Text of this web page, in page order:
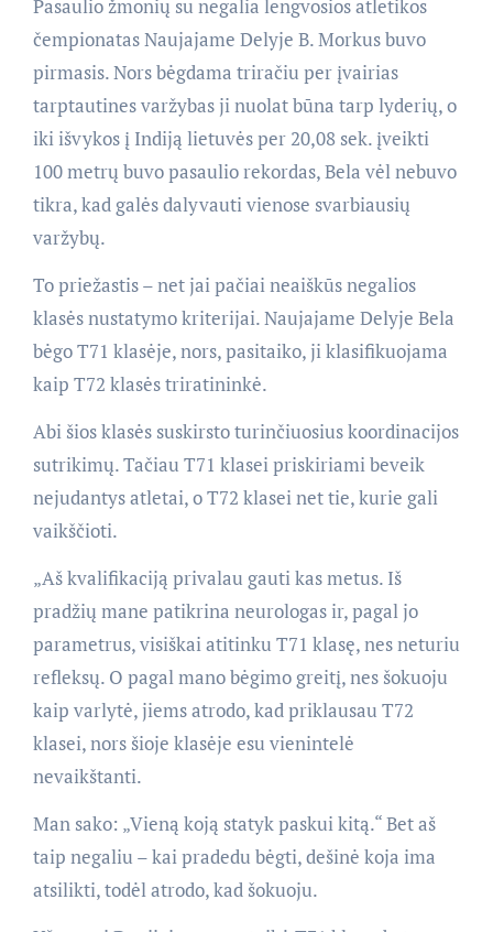
Pasaulio žmonių su negalia lengvosios atletikos
čempionatas Naujajame Delyje B. Morkus buvo
pirmasis. Nors bėgdama triračiu per įvairias
tarptautines varžybas ji nuolat būna tarp lyderių, o
iki išvykos į Indiją lietuvės per 20,08 sek. įveikti
100 metrų buvo pasaulio rekordas, Bela vėl nebuvo
tikra, kad galės dalyvauti vienose svarbiausių
varžybų.
To priežastis – net jai pačiai neaiškūs negalios
klasės nustatymo kriterijai. Naujajame Delyje Bela
bėgo T71 klasėje, nors, pasitaiko, ji klasifikuojama
kaip T72 klasės triratininkė.
Abi šios klasės suskirsto turinčiuosius koordinacijos
sutrikimų. Tačiau T71 klasei priskiriami beveik
nejudantys atletai, o T72 klasei net tie, kurie gali
vaikščioti.
„Aš kvalifikaciją privalau gauti kas metus. Iš
pradžių mane patikrina neurologas ir, pagal jo
parametrus, visiškai atitinku T71 klasę, nes neturiu
refleksų. O pagal mano bėgimo greitį, nes šokuoju
kaip varlytė, jiems atrodo, kad priklausau T72
klasei, nors šioje klasėje esu vienintelė
nevaikštanti.
Man sako: „Vieną koją statyk paskui kitą.“ Bet aš
taip negaliu – kai pradedu bėgti, dešinė koja ima
atsilikti, todėl atrodo, kad šokuoju.